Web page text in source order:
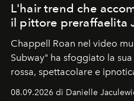
L'hair trend che
il pittore preraffaelita
Chappell Roan nel video
Subway" ha sfoggiato la
rossa, spettacolare e
08.09.2026 di Danielle